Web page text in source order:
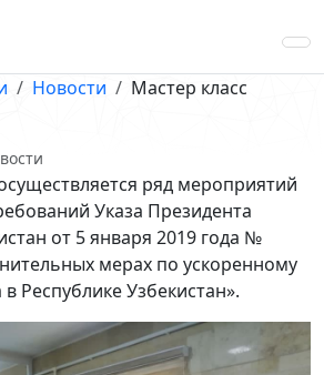
Новости Мастер класс
ряд мероприятий
Указа Президента
от 5 января 2019 года №
мерах по ускоренному
Республике Узбекистан».